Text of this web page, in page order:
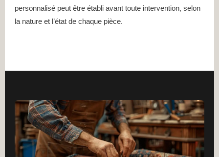
personnalisé peut être établi avant toute intervention, selon
la nature et l’état de chaque pièce.